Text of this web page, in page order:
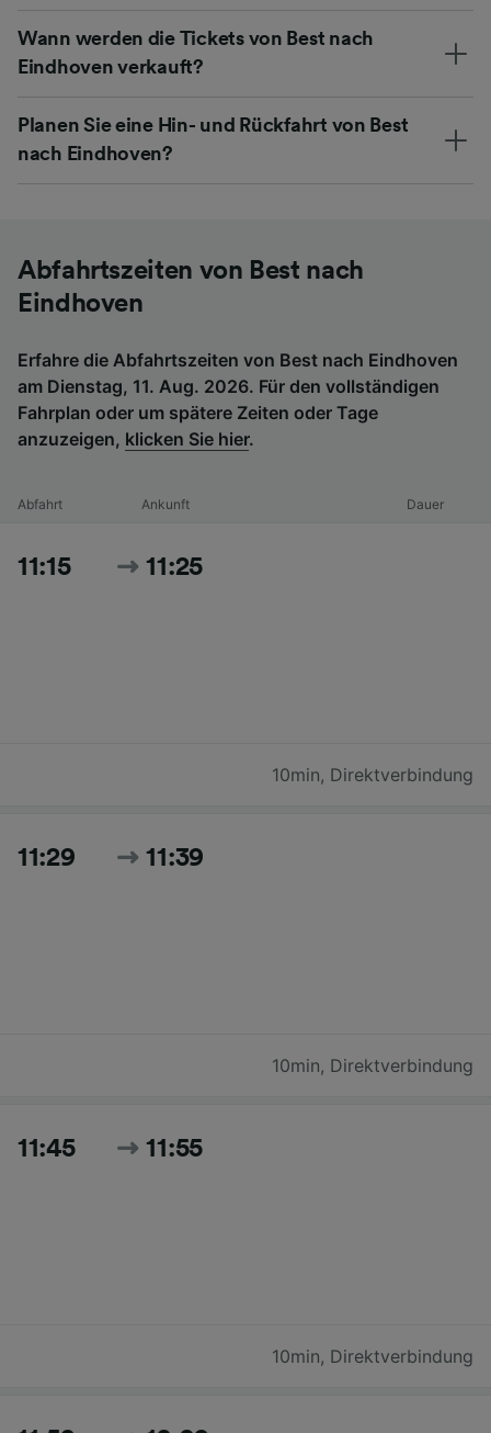
Wann werden die Tickets von Best nach
Eindhoven verkauft?
Planen Sie eine Hin- und Rückfahrt von Best
nach Eindhoven?
Abfahrtszeiten von Best nach
Eindhoven
Erfahre die Abfahrtszeiten von Best nach Eindhoven
am Dienstag, 11. Aug. 2026. Für den vollständigen
Fahrplan oder um spätere Zeiten oder Tage
anzuzeigen, klicken Sie hier.
Abfahrt Ankunft Dauer
11:15 11:25
10min, Direktverbindung
11:29 11:39
10min, Direktverbindung
11:45 11:55
10min, Direktverbindung